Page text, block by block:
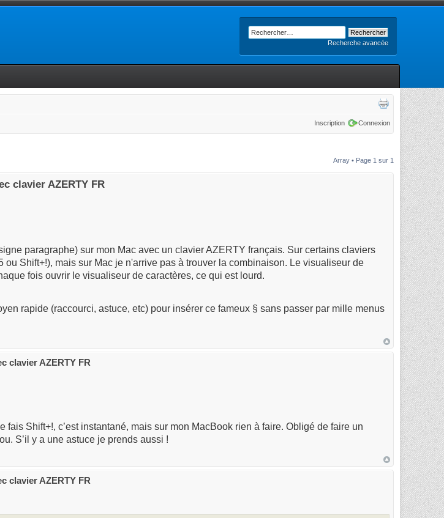
Recherche avancée
Inscription Connexion
Array • Page 1 sur 1
clavier AZERTY FR
paragraphe) sur mon Mac avec un clavier AZERTY français. Sur certains claviers
ou Shift+!), mais sur Mac je n'arrive pas à trouver la combinaison. Le visualiseur de
fois ouvrir le visualiseur de caractères, ce qui est lourd.
rapide (raccourci, astuce, etc) pour insérer ce fameux § sans passer par mille menus
clavier AZERTY FR
fais Shift+!, c’est instantané, mais sur mon MacBook rien à faire. Obligé de faire un
S’il y a une astuce je prends aussi !
clavier AZERTY FR